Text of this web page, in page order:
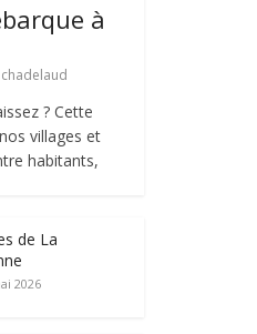
à
? Cette
villages et
habitants,
de La
2026